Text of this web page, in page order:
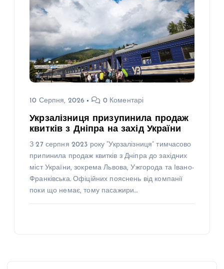
10 Серпня, 2026 0 Коментарі
Укрзалізниця призупинила продаж
квитків з Дніпра на захід України
З 27 серпня 2023 року “Укрзалізниця” тимчасово
припинила продаж квитків з Дніпра до західних
міст України, зокрема Львова, Ужгорода та Івано-
Франківська. Офіційних пояснень від компанії
поки що немає, тому пасажири…